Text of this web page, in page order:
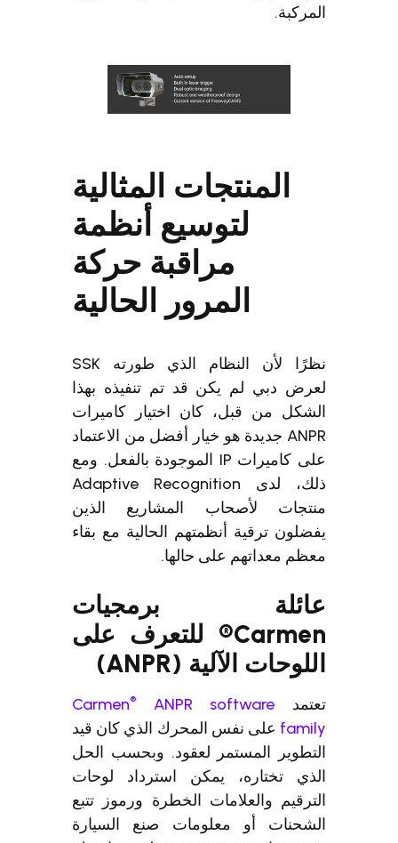
المنتجات المثالية
لتوسيع أنظمة
مراقبة حركة
المرور الحالية
نظرًا لأن النظام الذي طورته SSK
لعرض دبي لم يكن قد تم تنفيذه بهذا
الشكل من قبل، كان اختيار كاميرات
ANPR جديدة هو خيار أفضل من الاعتماد
على كاميرات IP الموجودة بالفعل. ومع
ذلك، لدى Adaptive Recognition
منتجات لأصحاب المشاريع الذين
يفضلون ترقية أنظمتهم الحالية مع بقاء
معظم معداتهم على حالها.
عائلة برمجيات
Carmen® للتعرف على
اللوحات الآلية (ANPR)
Carmen
ANPR software
على نفس المحرك الذي كان قيد
التطوير المستمر لعقود. وبحسب الحل
الذي تختاره، يمكن استرداد لوحات
الترقيم والعلامات الخطرة ورموز تتبع
الشحنات أو معلومات صنع السيارة